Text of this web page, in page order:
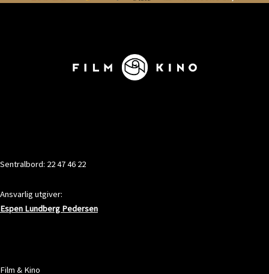
Sentralbord: 22 47 46 22
Ansvarlig utgiver:
Espen Lundberg Pedersen
Film & Kino